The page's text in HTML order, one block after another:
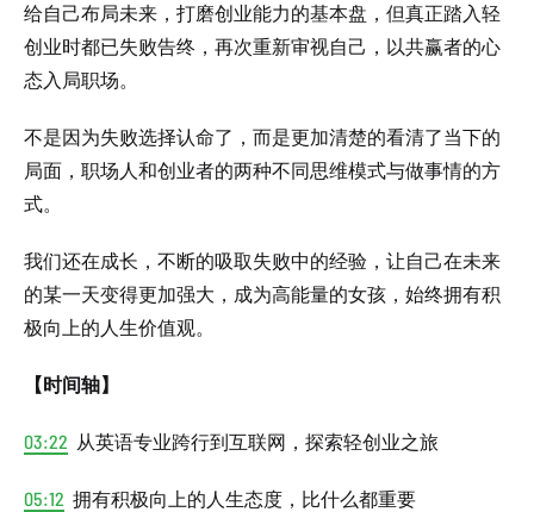
给自己布局未来，打磨创业能力的基本盘，但真正踏入轻
创业时都已失败告终，再次重新审视自己，以共赢者的心
态入局职场。
不是因为失败选择认命了，而是更加清楚的看清了当下的
局面，职场人和创业者的两种不同思维模式与做事情的方
式。
我们还在成长，不断的吸取失败中的经验，让自己在未来
的某一天变得更加强大，成为高能量的女孩，始终拥有积
极向上的人生价值观。
【时间轴】
03:22 从英语专业跨行到互联网，探索轻创业之旅
05:12 拥有积极向上的人生态度，比什么都重要